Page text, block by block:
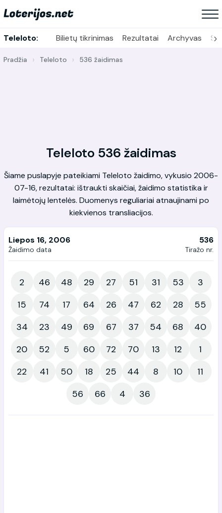
Teleloto: Bilietų tikrinimas Rezultatai Archyvas ›
Pradžia Teleloto 536 žaidimas
Teleloto 536 žaidimas
Šiame puslapyje pateikiami Teleloto žaidimo, vykusio 2006-
07-16, rezultatai: ištraukti skaičiai, žaidimo statistika ir
laimėtojų lentelės. Duomenys reguliariai atnaujinami po
kiekvienos transliacijos.
Liepos 16, 2006
Žaidimo data
536
Tiražo nr.
2 46 48 29 27 51 31 53
3
15
74 17 64 26 47 62 28
55
34
23 49 69 67 37 54 68
40
20
52 5 60 72 70 13 12
1
22
41 50 18 25 44 8 10
11
56
66 4 36